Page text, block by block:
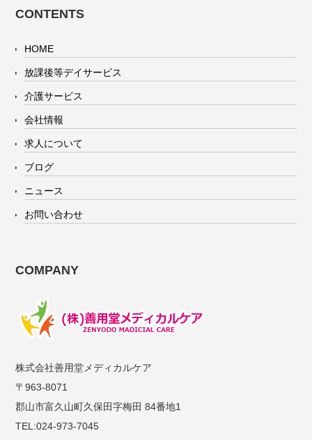
CONTENTS
HOME
放課後等デイサービス
介護サービス
会社情報
求人について
ブログ
ニュース
お問い合わせ
COMPANY
株式会社善用堂メディカルケア
〒963-8071
郡山市富久山町久保田字梅田 84番地1
TEL:024-973-7045